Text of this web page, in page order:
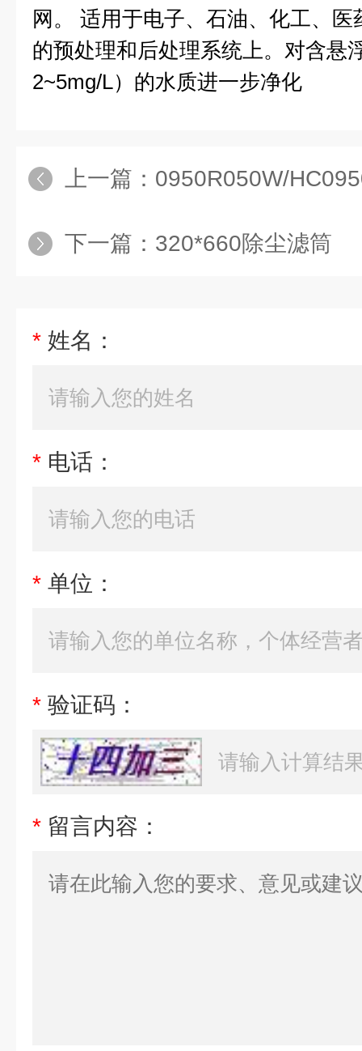
网。 适用于电子、石油、化工、
的预处理和后处理系统上。对含悬
2~5mg/L）的水质进一步净化
上一篇： 0950R050W/
下一篇： 320*660除尘滤筒
* 姓名：
* 电话：
* 单位：
* 验证码：
* 留言内容：